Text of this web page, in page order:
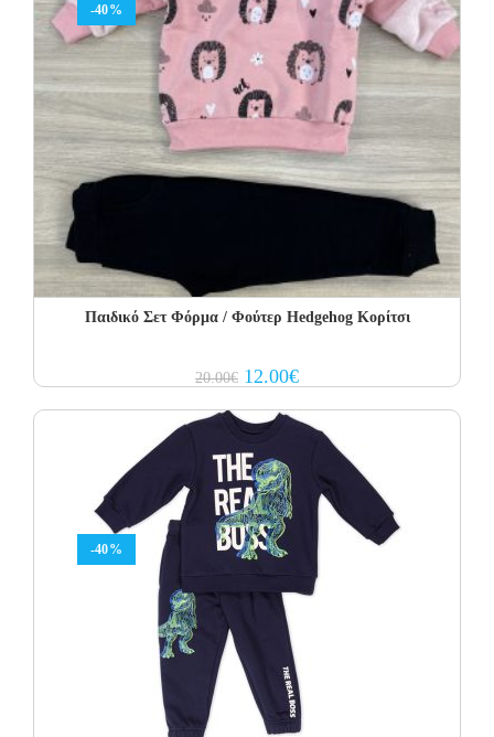
-40%
Παιδικό Σετ Φόρμα / Φούτερ Hedgehog Κορίτσι
20.00€ Original
price
20.00€.
12.00€Current
price
12.00€.
-40%